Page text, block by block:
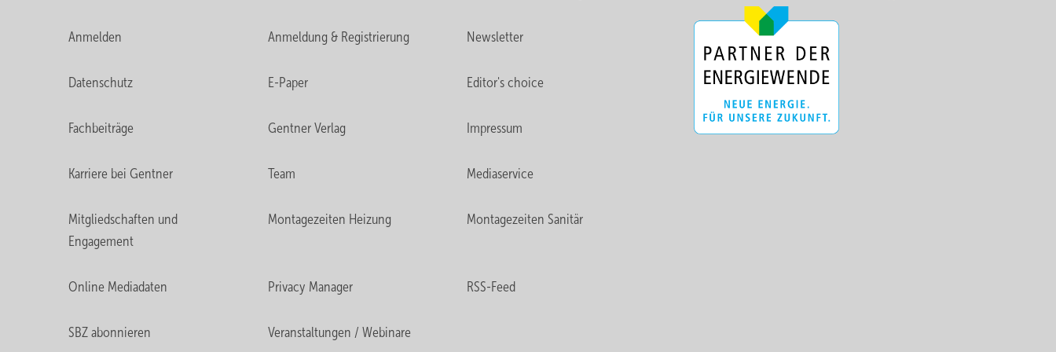
Anmelden Anmeldung & Registrierung Newsletter
Datenschutz E-Paper Editor's choice
Fachbeiträge Gentner Verlag Impressum
Karriere bei Gentner Team Mediaservice
Mitgliedschaften und
Engagement
Montagezeiten Heizung Montagezeiten Sanitär
Online Mediadaten Privacy Manager RSS-Feed
SBZ abonnieren Veranstaltungen / Webinare